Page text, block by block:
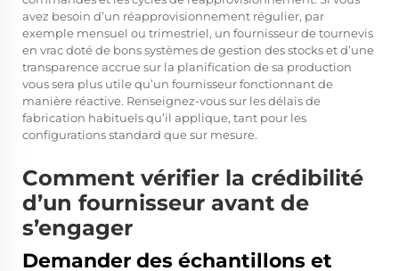
avez besoin d’un réapprovisionnement régulier, par
exemple mensuel ou trimestriel, un fournisseur de tournevis
en vrac doté de bons systèmes de gestion des stocks et d’une
transparence accrue sur la planification de sa production
vous sera plus utile qu’un fournisseur fonctionnant de
manière réactive. Renseignez-vous sur les délais de
fabrication habituels qu’il applique, tant pour les
configurations standard que sur mesure.
Comment vérifier la crédibilité
d’un fournisseur avant de
s’engager
Demander des échantillons et